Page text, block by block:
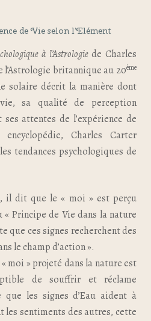
de Vie selon l’Elément
à l’Astrologiede Charles
britannique au 20ème
solaire décrit la manière dont
sa qualité de perception
attentes de l’expérience de
encyclopédie, Charles Carter
tendances psychologiques de
il dit que le « moi » est perçu
Principe de Vie dans la nature
que ces signes recherchent des
le champ d’action ».
« moi » projeté dans la nature est
de souffrir et réclame
les signes d’Eau aident à
les sentiments des autres, cette